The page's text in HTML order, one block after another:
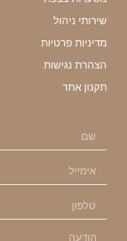
שירותי ניהול
מדיניות פרטיות
הצהרת נגישות
תקנון אתר